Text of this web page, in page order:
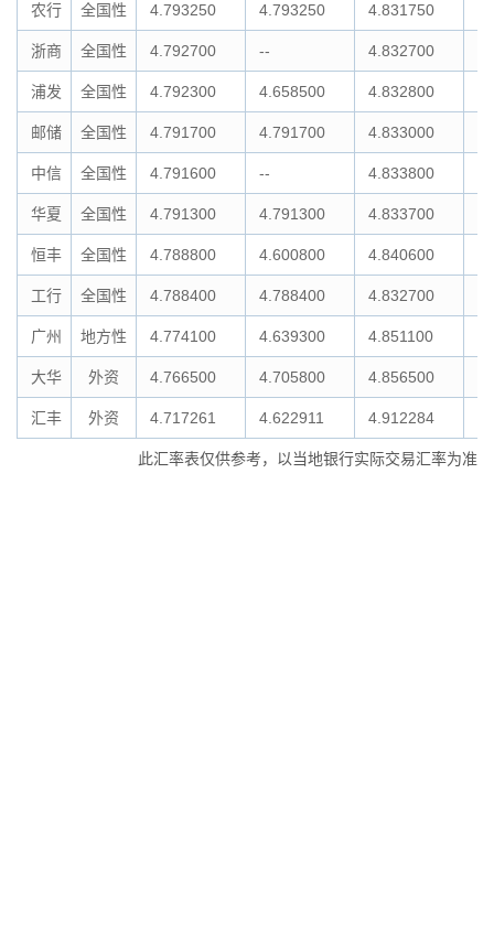
农行 全国性 4.793250 4.793250 4.831750
浙商 全国性 4.792700 -- 4.832700
浦发 全国性 4.792300 4.658500 4.832800
邮储 全国性 4.791700 4.791700 4.833000
中信 全国性 4.791600 -- 4.833800
华夏 全国性 4.791300 4.791300 4.833700
恒丰 全国性 4.788800 4.600800 4.840600
工行 全国性 4.788400 4.788400 4.832700
广州 地方性 4.774100 4.639300 4.851100
大华 外资 4.766500 4.705800 4.856500
汇丰 外资 4.717261 4.622911 4.912284
此汇率表仅供参考，以当地银行实际交易汇率为准